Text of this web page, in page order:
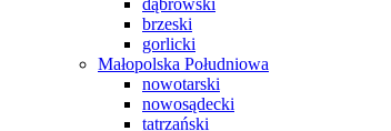
dąbrowski
brzeski
gorlicki
Małopolska Południowa
nowotarski
nowosądecki
tatrzański